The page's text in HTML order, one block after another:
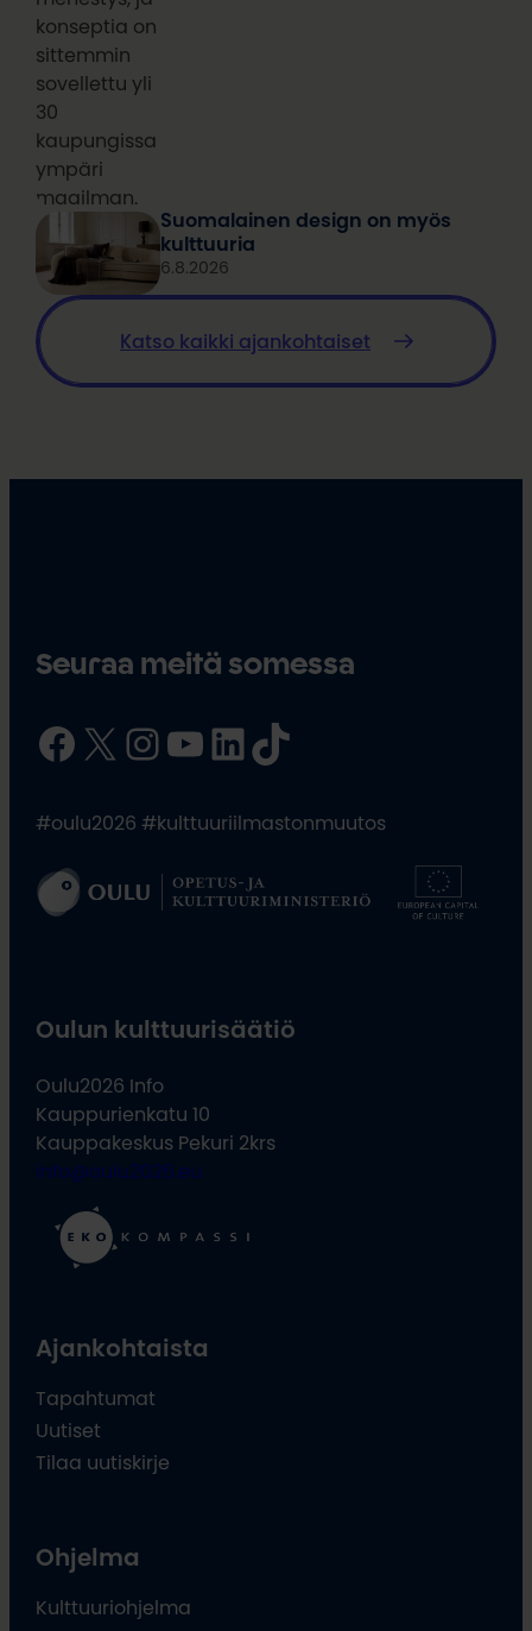
konseptia on
sittemmin
sovellettu yli
30
kaupungissa
ympäri
maailman.
Suomalainen design on myös
kulttuuria
6.8.2026
Katso kaikki ajankohtaiset
Seuraa meitä somessa
Facebook X InstagramYouTube LinkedIn TikTok
#oulu2026 #kulttuuriilmastonmuutos
Oulun kulttuurisäätiö
Oulu2026 Info
Kauppurienkatu 10
Kauppakeskus Pekuri 2krs
info@oulu2026.eu
Ajankohtaista
Tapahtumat
Uutiset
Tilaa uutiskirje
Ohjelma
Kulttuuriohjelma